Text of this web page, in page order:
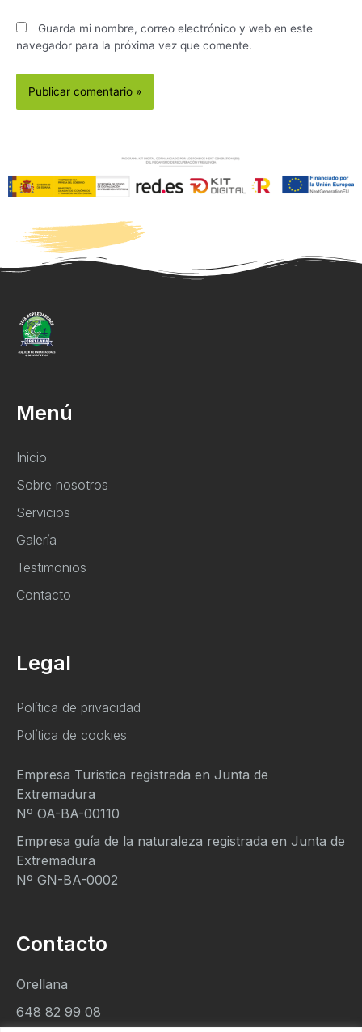
Guarda mi nombre, correo electrónico y web en este
navegador para la próxima vez que comente.
Menú
Inicio
Sobre nosotros
Servicios
Galería
Testimonios
Contacto
Legal
Política de privacidad
Política de cookies
Empresa Turistica registrada en Junta de
Extremadura
Nº OA-BA-00110
Empresa guía de la naturaleza registrada en Junta de
Extremadura
Nº GN-BA-0002
Contacto
Orellana
648 82 99 08